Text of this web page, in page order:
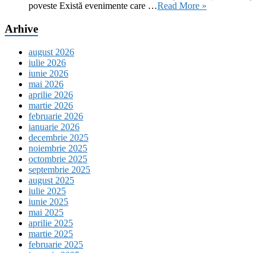
poveste Există evenimente care …Read More »
Arhive
august 2026
iulie 2026
iunie 2026
mai 2026
aprilie 2026
martie 2026
februarie 2026
ianuarie 2026
decembrie 2025
noiembrie 2025
octombrie 2025
septembrie 2025
august 2025
iulie 2025
iunie 2025
mai 2025
aprilie 2025
martie 2025
februarie 2025